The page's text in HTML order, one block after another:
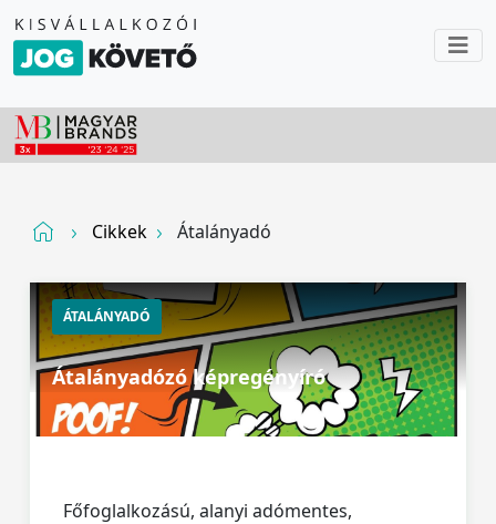
Cikkek Átalányadó
ÁTALÁNYADÓ
Átalányadózó képregényíró
Főfoglalkozású, alanyi adómentes,